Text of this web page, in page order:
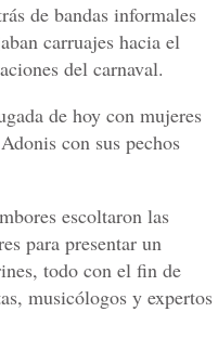
de bandas informales
carruajes hacia el
del carnaval.
de hoy con mujeres
con sus pechos
escoltaron las
para presentar un
todo con el fin de
musicólogos y expertos